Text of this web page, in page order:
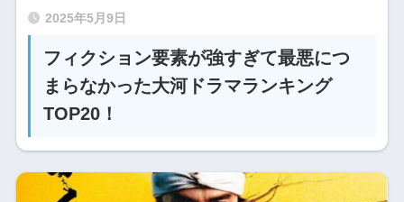
2025年5月9日
フィクション要素が強すぎて最悪につ
まらなかった大河ドラマランキング
TOP20！